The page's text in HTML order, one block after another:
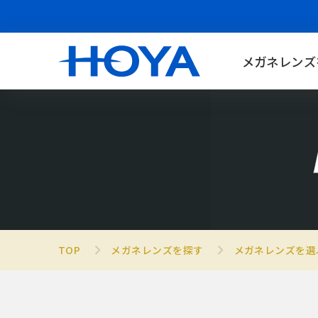
メガネレン
TOP メガネレンズを探す メガネレンズを